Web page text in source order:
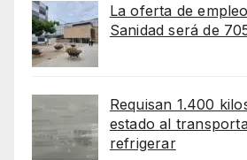
La oferta de
Sanidad será de
Requisan 1.400
estado al
refrigerar